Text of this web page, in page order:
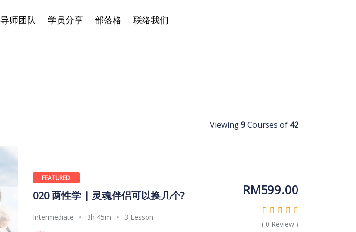
导师团队 学员分享 部落格 联络我们
Viewing9Courses of 42
FEATURED
020 两性学 | 灵魂伴侣可以换几个?
Intermediate 3h 45m 3 Lesson
RM599.00
( 0 Review )